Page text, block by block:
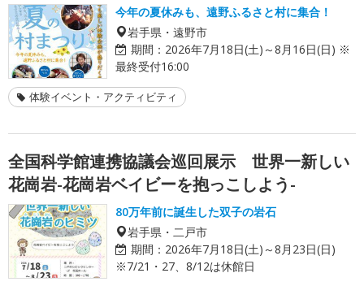
今年の夏休みも、遠野ふるさと村に集合！
岩手県・遠野市
期間： 2026年7月18日(土)～8月16日(日) ※
最終受付16:00
体験イベント・アクティビティ
全国科学館連携協議会巡回展示 世界一新しい
花崗岩-花崗岩ベイビーを抱っこしよう-
80万年前に誕生した双子の岩石
岩手県・二戸市
期間： 2026年7月18日(土)～8月23日(日)
※7/21・27、8/12は休館日